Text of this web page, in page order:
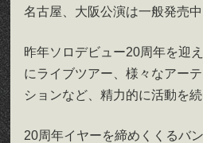
名古屋、大阪公演は一般発売中
昨年ソロデビュー20周年を迎
にライブツアー、様々なアー
ションなど、精力的に活動を
20周年イヤーを締めくくるバ